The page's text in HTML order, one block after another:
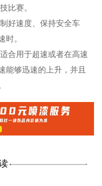
比赛。
好速度、保持安全车
时。
合用于超速或者在高速
能够迅速的上升，并且